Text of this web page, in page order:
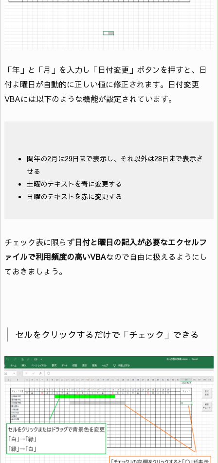
「年」と「月」を入力し「日付変更」ボタンを押すと、日
付よ曜日が自動的に正しい値に修正されます。日付変更
VBAには以下のような機能が設定されています。
閏年の2月は29日まで表示し、それ以外は28日まで表示さ
せる
土曜のテキストを青に変更する
日曜のテキストを赤に変更する
チェック表に限らず日付と曜日の記入が必要なエクセルフ
ァイルで利用頻度の高いVBAなので自由に扱えるようにし
ておきましょう。
セルをクリックするだけで「チェック」できる